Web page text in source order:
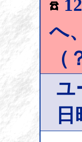
へ
（
ユ
日